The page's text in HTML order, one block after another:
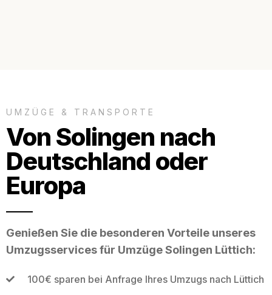
UMZÜGE & TRANSPORTE
Von Solingen nach
Deutschland oder
Europa
Genießen Sie die besonderen Vorteile unseres
Umzugsservices für Umzüge Solingen Lüttich:
100€ sparen bei Anfrage Ihres Umzugs nach Lüttich